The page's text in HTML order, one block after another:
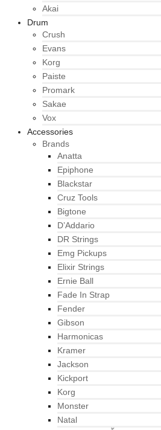
Akai
Drum
Crush
Evans
Korg
Paiste
Promark
Sakae
Vox
Accessories
Brands
Anatta
Epiphone
Blackstar
Cruz Tools
Bigtone
D’Addario
DR Strings
Emg Pickups
Elixir Strings
Ernie Ball
Fade In Strap
Fender
Gibson
Harmonicas
Kramer
Jackson
Kickport
Korg
Monster
Natal